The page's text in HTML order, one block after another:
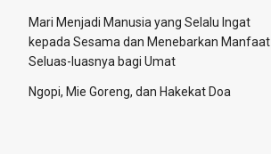
Mari Menjadi Manusia yang Selalu Ingat
kepada Sesama dan Menebarkan Manfaat
Seluas-luasnya bagi Umat
Ngopi, Mie Goreng, dan Hakekat Doa